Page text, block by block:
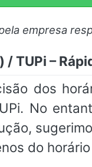
empresa
TUPi –
dos
No
do